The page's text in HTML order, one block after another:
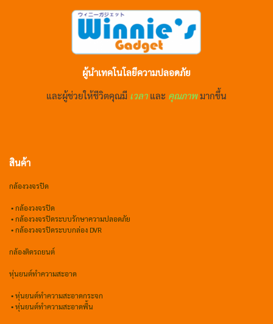
ผู้นำเทคโนโลยีความปลอดภัย
และผู้ช่วยให้ชีวิตคุณมี เวลา และ คุณภาพ มากขึ้น
สินค้า
กล้องวงจรปิด
•กล้องวงจรปิด
•กล้องวงจรปิดระบบรักษาความปลอดภัย
• กล้องวงจรปิดระบบกล่อง DVR
กล้องติดรถยนต์
หุ่นยนต์ทำความสะอาด
•หุ่นยนต์ทำความสะอาดกระจก
•หุ่นยนต์ทำความสะอาดพื้น